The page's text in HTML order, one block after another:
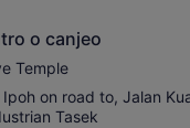
o canjeo
Temple
on road to, Jalan
Tasek